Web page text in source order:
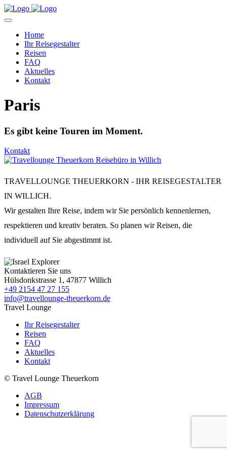
Home
Ihr Reisegestalter
Reisen
FAQ
Aktuelles
Kontakt
Paris
Es gibt keine Touren im Moment.
Kontakt
TRAVELLOUNGE THEUERKORN - IHR REISEGESTALTER
IN WILLICH.
Wir gestalten Ihre Reise, indem wir Sie persönlich kennenlernen,
respektieren und kreativ beraten. So planen wir Reisen, die
individuell auf Sie abgestimmt ist.
Kontaktieren Sie uns
Hülsdonkstrasse 1, 47877 Willich
+49 2154 47 27 155
info@travellounge-theuerkorn.de
Travel Lounge
Ihr Reisegestalter
Reisen
FAQ
Aktuelles
Kontakt
© Travel Lounge Theuerkorn
AGB
Impressum
Datenschutzerklärung